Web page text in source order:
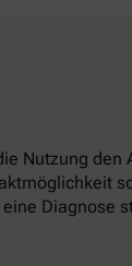
Nutzung den
Diagnose